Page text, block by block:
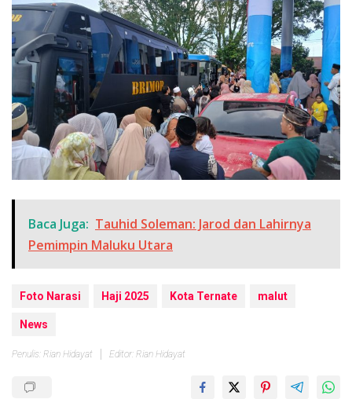
Baca Juga: Tauhid Soleman: Jarod dan Lahirnya
Pemimpin Maluku Utara
Foto Narasi Haji 2025 Kota Ternate malut
News
Penulis: Rian Hidayat Editor: Rian Hidayat